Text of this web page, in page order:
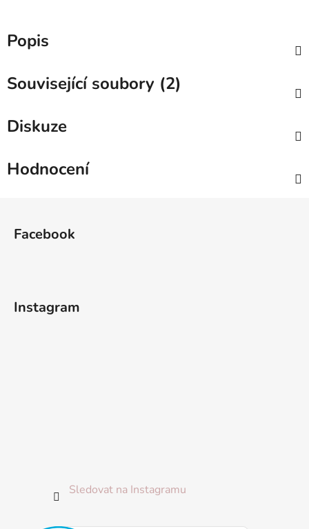
Popis
Související soubory (2)
Diskuze
Hodnocení
Facebook
Instagram
Sledovat na Instagramu